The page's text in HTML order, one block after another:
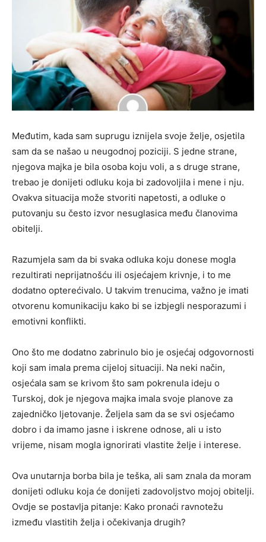
Međutim, kada sam suprugu iznijela svoje želje, osjetila
sam da se našao u neugodnoj poziciji. S jedne strane,
njegova majka je bila osoba koju voli, a s druge strane,
trebao je donijeti odluku koja bi zadovoljila i mene i nju.
Ovakva situacija može stvoriti napetosti, a odluke o
putovanju su često izvor nesuglasica među članovima
obitelji.
Razumjela sam da bi svaka odluka koju donese mogla
rezultirati neprijatnošću ili osjećajem krivnje, i to me
dodatno opterećivalo. U takvim trenucima, važno je imati
otvorenu komunikaciju kako bi se izbjegli nesporazumi i
emotivni konflikti.
Ono što me dodatno zabrinulo bio je osjećaj odgovornosti
koji sam imala prema cijeloj situaciji. Na neki način,
osjećala sam se krivom što sam pokrenula ideju o
Turskoj, dok je njegova majka imala svoje planove za
zajedničko ljetovanje. Željela sam da se svi osjećamo
dobro i da imamo jasne i iskrene odnose, ali u isto
vrijeme, nisam mogla ignorirati vlastite želje i interese.
Ova unutarnja borba bila je teška, ali sam znala da moram
donijeti odluku koja će donijeti zadovoljstvo mojoj obitelji.
Ovdje se postavlja pitanje: Kako pronaći ravnotežu
između vlastitih želja i očekivanja drugih?